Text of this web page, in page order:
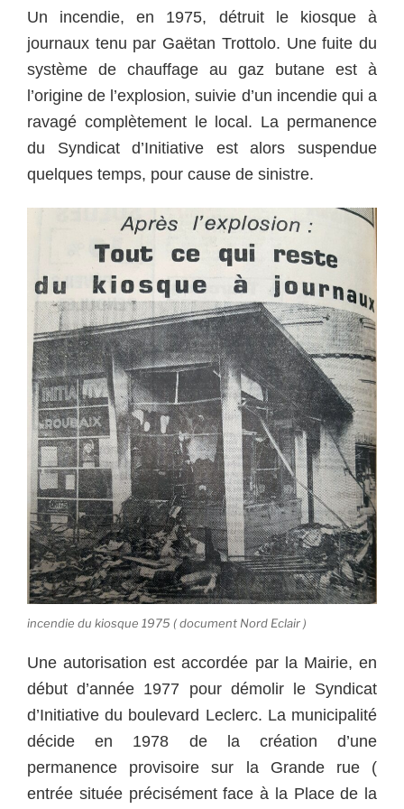
Un incendie, en 1975, détruit le kiosque à
journaux tenu par Gaëtan Trottolo. Une fuite du
système de chauffage au gaz butane est à
l’origine de l’explosion, suivie d’un incendie qui a
ravagé complètement le local. La permanence
du Syndicat d’Initiative est alors suspendue
quelques temps, pour cause de sinistre.
incendie du kiosque 1975 ( document Nord Eclair )
Une autorisation est accordée par la Mairie, en
début d’année 1977 pour démolir le Syndicat
d’Initiative du boulevard Leclerc. La municipalité
décide en 1978 de la création d’une
permanence provisoire sur la Grande rue (
entrée située précisément face à la Place de la